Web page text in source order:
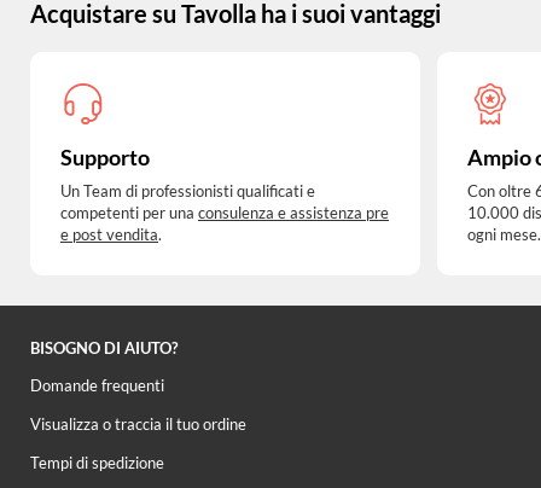
Acquistare su Tavolla ha i suoi vantaggi
Supporto
Un Team di professionisti qualificati e
competenti per una consulenza e assistenza pre
e post vendita.
Ampio
Con oltre
10.000
ogni mese.
BISOGNO DI AIUTO?
Domande frequenti
Visualizza o traccia il tuo ordine
Tempi di spedizione